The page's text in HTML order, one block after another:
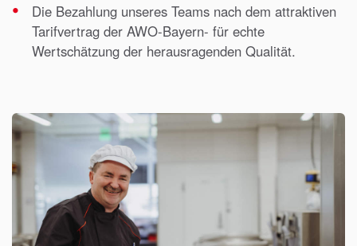
Die Bezahlung unseres Teams nach dem attraktiven
Tarifvertrag der AWO-Bayern- für echte
Wertschätzung der herausragenden Qualität.